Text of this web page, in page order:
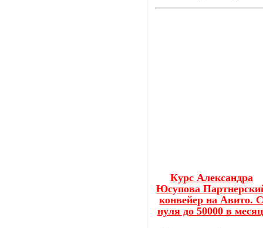
Курс Александра
Юсупова
конвейер на Авито.
нуля до 50000 в